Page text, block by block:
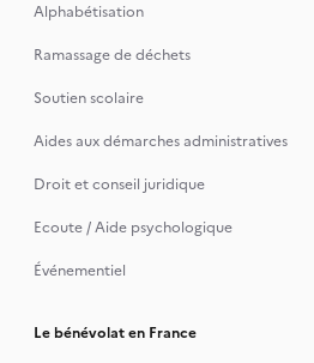
Alphabétisation
Ramassage de déchets
Soutien scolaire
Aides aux démarches administratives
Droit et conseil juridique
Ecoute / Aide psychologique
Événementiel
Le bénévolat en France